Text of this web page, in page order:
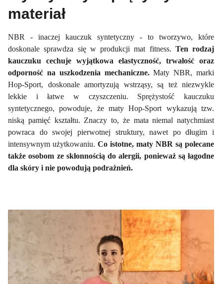
materiał
NBR - inaczej kauczuk syntetyczny - to tworzywo, które
doskonale sprawdza się w produkcji mat fitness. Ten rodzaj
kauczuku cechuje wyjątkowa elastyczność, trwałość oraz
odporność na uszkodzenia mechaniczne.Maty NBR, marki
Hop-Sport, doskonale amortyzują wstrząsy, są też niezwykle
lekkie i łatwe w czyszczeniu. Sprężystość kauczuku
syntetycznego, powoduje, że maty Hop-Sport wykazują tzw.
niską pamięć kształtu. Znaczy to, że mata niemal natychmiast
powraca do swojej pierwotnej struktury, nawet po długim i
intensywnym użytkowaniu. Co istotne, maty NBR są polecane
także osobom ze skłonnością do alergii, ponieważ są łagodne
dla skóry i nie powodują podrażnień.